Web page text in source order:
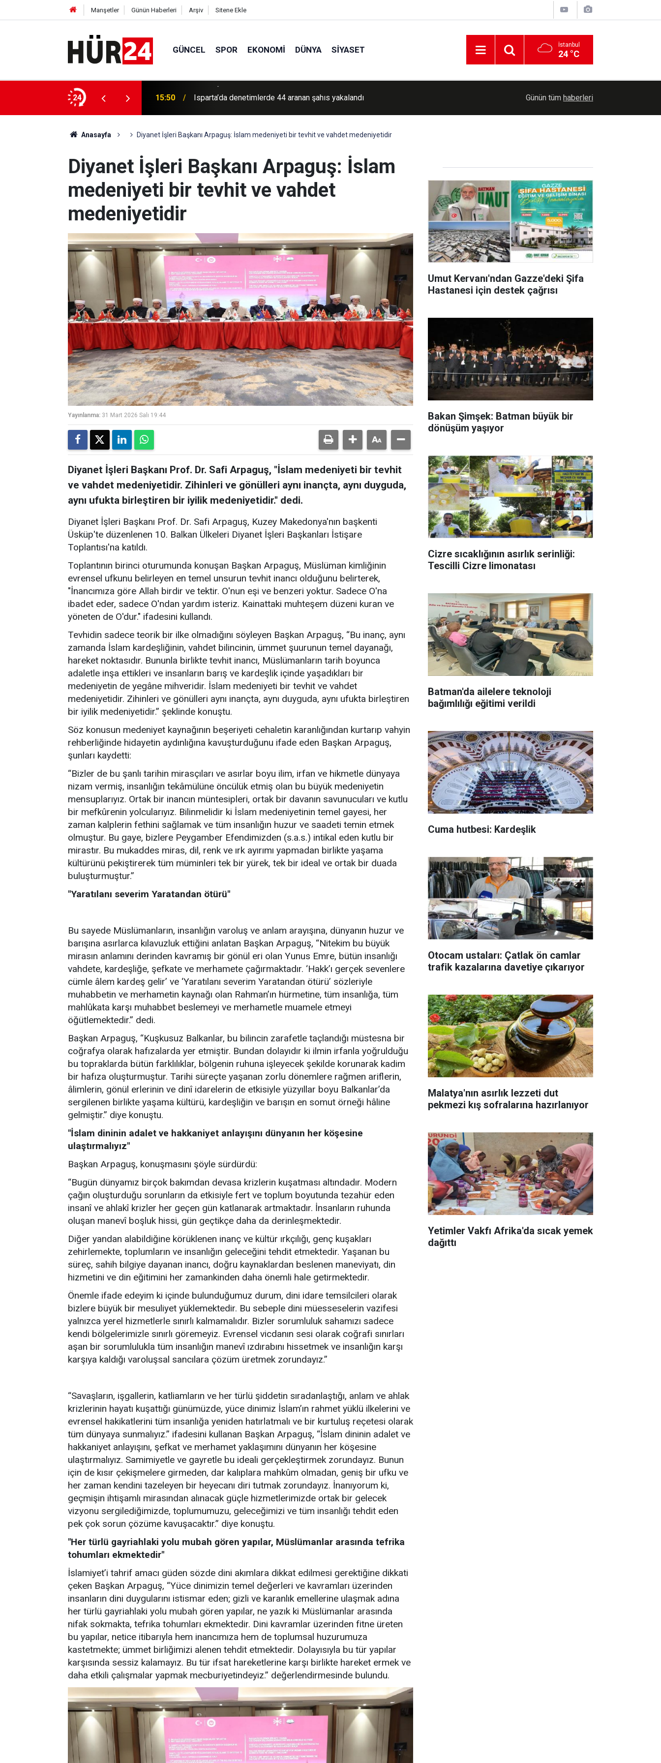
Manşetler Günün Haberleri Arşiv Sitene Ekle
GÜNCEL SPOR EKONOMI DÜNYA SIYASET İstanbul
24 °C
24
627 yeni yasa dışı yerleşim konutu için
15:50 Isparta’da denetimlerde 44 aranan şahıs yakalandı 6 il için kuvvetli sağanak uyarısı
Günün tüm haberleri
Anasayfa Diyanet İşleri Başkanı Arpaguş: İslam medeniyeti bir tevhit ve vahdet medeniyetidir
Diyanet İşleri Başkanı Arpaguş: İslam
medeniyeti bir tevhit ve vahdet
medeniyetidir
Yayınlanma: 31 Mart 2026 Salı 19:44
Diyanet İşleri Başkanı Prof. Dr. Safi Arpaguş, "İslam medeniyeti bir tevhit
ve vahdet medeniyetidir. Zihinleri ve gönülleri aynı inançta, aynı duyguda,
aynı ufukta birleştiren bir iyilik medeniyetidir." dedi.
Diyanet İşleri Başkanı Prof. Dr. Safi Arpaguş, Kuzey Makedonya'nın başkenti
Üsküp'te düzenlenen 10. Balkan Ülkeleri Diyanet İşleri Başkanları İstişare
Toplantısı'na katıldı.
Toplantının birinci oturumunda konuşan Başkan Arpaguş, Müslüman kimliğinin
evrensel ufkunu belirleyen en temel unsurun tevhit inancı olduğunu belirterek,
"İnancımıza göre Allah birdir ve tektir. O'nun eşi ve benzeri yoktur. Sadece O'na
ibadet eder, sadece O'ndan yardım isteriz. Kainattaki muhteşem düzeni kuran ve
yöneten de O'dur." ifadesini kullandı.
Tevhidin sadece teorik bir ilke olmadığını söyleyen Başkan Arpaguş, “Bu inanç, aynı
zamanda İslam kardeşliğinin, vahdet bilincinin, ümmet şuurunun temel dayanağı,
hareket noktasıdır. Bununla birlikte tevhit inancı, Müslümanların tarih boyunca
adaletle inşa ettikleri ve insanların barış ve kardeşlik içinde yaşadıkları bir
medeniyetin de yegâne mihveridir. İslam medeniyeti bir tevhit ve vahdet
medeniyetidir. Zihinleri ve gönülleri aynı inançta, aynı duyguda, aynı ufukta birleştiren
bir iyilik medeniyetidir.” şeklinde konuştu.
Söz konusun medeniyet kaynağının beşeriyeti cehaletin karanlığından kurtarıp vahyin
rehberliğinde hidayetin aydınlığına kavuşturduğunu ifade eden Başkan Arpaguş,
şunları kaydetti:
“Bizler de bu şanlı tarihin mirasçıları ve asırlar boyu ilim, irfan ve hikmetle dünyaya
nizam vermiş, insanlığın tekâmülüne öncülük etmiş olan bu büyük medeniyetin
mensuplarıyız. Ortak bir inancın müntesipleri, ortak bir davanın savunucuları ve kutlu
bir mefkûrenin yolcularıyız. Bilinmelidir ki İslam medeniyetinin temel gayesi, her
zaman kalplerin fethini sağlamak ve tüm insanlığın huzur ve saadeti temin etmek
olmuştur. Bu gaye, bizlere Peygamber Efendimizden (s.a.s.) intikal eden kutlu bir
mirastır. Bu mukaddes miras, dil, renk ve ırk ayırımı yapmadan birlikte yaşama
kültürünü pekiştirerek tüm müminleri tek bir yürek, tek bir ideal ve ortak bir duada
buluşturmuştur.”
"Yaratılanı severim Yaratandan ötürü"
Bu sayede Müslümanların, insanlığın varoluş ve anlam arayışına, dünyanın huzur ve
barışına asırlarca kılavuzluk ettiğini anlatan Başkan Arpaguş, “Nitekim bu büyük
mirasın anlamını derinden kavramış bir gönül eri olan Yunus Emre, bütün insanlığı
vahdete, kardeşliğe, şefkate ve merhamete çağırmaktadır. ‘Hakk’ı gerçek sevenlere
cümle âlem kardeş gelir’ ve ‘Yaratılanı severim Yaratandan ötürü’ sözleriyle
muhabbetin ve merhametin kaynağı olan Rahman’ın hürmetine, tüm insanlığa, tüm
mahlûkata karşı muhabbet beslemeyi ve merhametle muamele etmeyi
öğütlemektedir.” dedi.
Başkan Arpaguş, “Kuşkusuz Balkanlar, bu bilincin zarafetle taçlandığı müstesna bir
coğrafya olarak hafızalarda yer etmiştir. Bundan dolayıdır ki ilmin irfanla yoğrulduğu
bu topraklarda bütün farklılıklar, bölgenin ruhuna işleyecek şekilde korunarak kadim
bir hafıza oluşturmuştur. Tarihi süreçte yaşanan zorlu dönemlere rağmen ariflerin,
âlimlerin, gönül erlerinin ve dinî idarelerin de etkisiyle yüzyıllar boyu Balkanlar’da
sergilenen birlikte yaşama kültürü, kardeşliğin ve barışın en somut örneği hâline
gelmiştir.” diye konuştu.
"İslam dininin adalet ve hakkaniyet anlayışını dünyanın her köşesine
ulaştırmalıyız"
Başkan Arpaguş, konuşmasını şöyle sürdürdü:
“Bugün dünyamız birçok bakımdan devasa krizlerin kuşatması altındadır. Modern
çağın oluşturduğu sorunların da etkisiyle fert ve toplum boyutunda tezahür eden
insanî ve ahlakî krizler her geçen gün katlanarak artmaktadır. İnsanların ruhunda
oluşan manevî boşluk hissi, gün geçtikçe daha da derinleşmektedir.
Diğer yandan alabildiğine körüklenen inanç ve kültür ırkçılığı, genç kuşakları
zehirlemekte, toplumların ve insanlığın geleceğini tehdit etmektedir. Yaşanan bu
süreç, sahih bilgiye dayanan inancı, doğru kaynaklardan beslenen maneviyatı, din
hizmetini ve din eğitimini her zamankinden daha önemli hale getirmektedir.
Önemle ifade edeyim ki içinde bulunduğumuz durum, dini idare temsilcileri olarak
bizlere büyük bir mesuliyet yüklemektedir. Bu sebeple dini müesseselerin vazifesi
yalnızca yerel hizmetlerle sınırlı kalmamalıdır. Bizler sorumluluk sahamızı sadece
kendi bölgelerimizle sınırlı göremeyiz. Evrensel vicdanın sesi olarak coğrafi sınırları
aşan bir sorumlulukla tüm insanlığın manevî ızdırabını hissetmek ve insanlığın karşı
karşıya kaldığı varoluşsal sancılara çözüm üretmek zorundayız.”
“Savaşların, işgallerin, katliamların ve her türlü şiddetin sıradanlaştığı, anlam ve ahlak
krizlerinin hayatı kuşattığı günümüzde, yüce dinimiz İslam’ın rahmet yüklü ilkelerini ve
evrensel hakikatlerini tüm insanlığa yeniden hatırlatmalı ve bir kurtuluş reçetesi olarak
tüm dünyaya sunmalıyız.” ifadesini kullanan Başkan Arpaguş, “İslam dininin adalet ve
hakkaniyet anlayışını, şefkat ve merhamet yaklaşımını dünyanın her köşesine
ulaştırmalıyız. Samimiyetle ve gayretle bu ideali gerçekleştirmek zorundayız. Bunun
için de kısır çekişmelere girmeden, dar kalıplara mahkûm olmadan, geniş bir ufku ve
her zaman kendini tazeleyen bir heyecanı diri tutmak zorundayız. İnanıyorum ki,
geçmişin ihtişamlı mirasından alınacak güçle hizmetlerimizde ortak bir gelecek
vizyonu sergilediğimizde, toplumumuzu, geleceğimizi ve tüm insanlığı tehdit eden
pek çok sorun çözüme kavuşacaktır.” diye konuştu.
"Her türlü gayriahlaki yolu mubah gören yapılar, Müslümanlar arasında tefrika
tohumları ekmektedir"
İslamiyet’i tahrif amacı güden sözde dini akımlara dikkat edilmesi gerektiğine dikkati
çeken Başkan Arpaguş, “Yüce dinimizin temel değerleri ve kavramları üzerinden
insanların dini duygularını istismar eden; gizli ve karanlık emellerine ulaşmak adına
her türlü gayriahlaki yolu mubah gören yapılar, ne yazık ki Müslümanlar arasında
nifak sokmakta, tefrika tohumları ekmektedir. Dini kavramlar üzerinden fitne üreten
bu yapılar, netice itibarıyla hem inancımıza hem de toplumsal huzurumuza
kastetmekte; ümmet birliğimizi alenen tehdit etmektedir. Dolayısıyla bu tür yapılar
karşısında sessiz kalamayız. Bu tür ifsat hareketlerine karşı birlikte hareket ermek ve
daha etkili çalışmalar yapmak mecburiyetindeyiz.” değerlendirmesinde bulundu.
Umut Kervanı'ndan Gazze'deki Şifa
Hastanesi için destek çağrısı
Bakan Şimşek: Batman büyük bir
dönüşüm yaşıyor
Cizre sıcaklığının asırlık serinliği:
Tescilli Cizre limonatası
Batman'da ailelere teknoloji
bağımlılığı eğitimi verildi
Cuma hutbesi: Kardeşlik
Otocam ustaları: Çatlak ön camlar
trafik kazalarına davetiye çıkarıyor
Malatya'nın asırlık lezzeti dut
pekmezi kış sofralarına hazırlanıyor
Yetimler Vakfı Afrika'da sıcak yemek
dağıttı